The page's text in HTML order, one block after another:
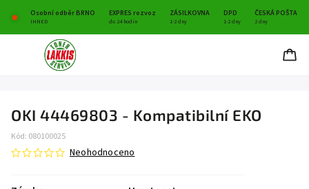
Osobní odběr BRNO EXPRES rozvoz ZÁSILKOVNA DPD ČESKÁ POŠTA
IHNED do 24 hodin 1-2 dny 1-2 dny 2 dny
OKI 44469803 - Kompatibilní EKO
Kód: 080100025
Neohodnoceno